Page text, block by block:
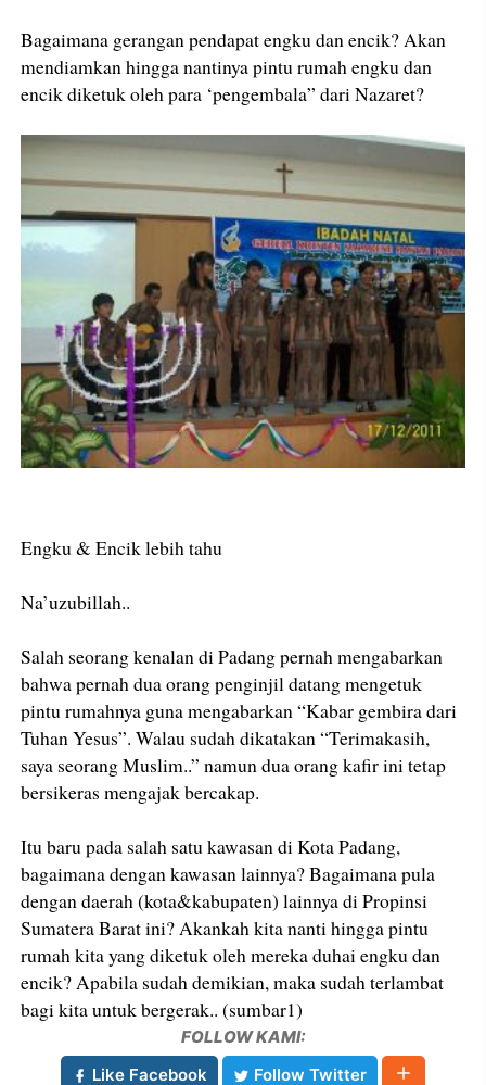
Bagaimana gerangan pendapat engku dan encik? Akan
mendiamkan hingga nantinya pintu rumah engku dan
encik diketuk oleh para ‘pengembala” dari Nazaret?
Engku & Encik lebih tahu
Na’uzubillah..
Salah seorang kenalan di Padang pernah mengabarkan
bahwa pernah dua orang penginjil datang mengetuk
pintu rumahnya guna mengabarkan “Kabar gembira dari
Tuhan Yesus”. Walau sudah dikatakan “Terimakasih,
saya seorang Muslim..” namun dua orang kafir ini tetap
bersikeras mengajak bercakap.
Itu baru pada salah satu kawasan di Kota Padang,
bagaimana dengan kawasan lainnya? Bagaimana pula
dengan daerah (kota&kabupaten) lainnya di Propinsi
Sumatera Barat ini? Akankah kita nanti hingga pintu
rumah kita yang diketuk oleh mereka duhai engku dan
encik? Apabila sudah demikian, maka sudah terlambat
bagi kita untuk bergerak.. (sumbar1)
FOLLOW KAMI:
Like Facebook
Follow Twitter